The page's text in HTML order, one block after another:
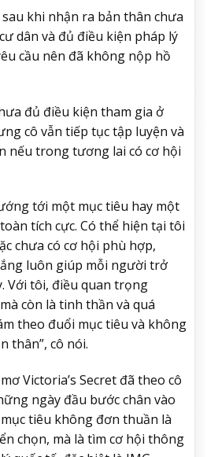
khi nhận ra bản thân chưa
dân và đủ điều kiện pháp lý
cầu nên đã không nộp hồ
đủ điều kiện tham gia ở
cô vẫn tiếp tục tập luyện và
nếu trong tương lai có cơ hội
tới một mục tiêu hay một
tích cực. Có thể hiện tại tôi
chưa có cơ hội phù hợp,
luôn giúp mỗi người trở
Với tôi, điều quan trọng
còn là tinh thần và quá
theo đuổi mục tiêu và không
thân”, cô nói.
Victoria’s Secret đã theo cô
ngày đầu bước chân vào
tiêu không đơn thuần là
chọn, mà là tìm cơ hội thông